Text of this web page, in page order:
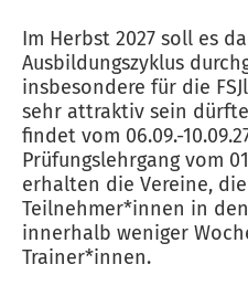
Im Herbst 2027 soll es
Ausbildungszyklus
insbesondere für die
sehr attraktiv sein
findet vom 06.09.-
Prüfungslehrgang vom
erhalten die Vereine,
Teilnehmer*innen in
innerhalb weniger
Trainer*innen.